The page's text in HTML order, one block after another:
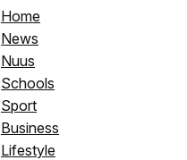
Home
News
Nuus
Schools
Sport
Business
Lifestyle